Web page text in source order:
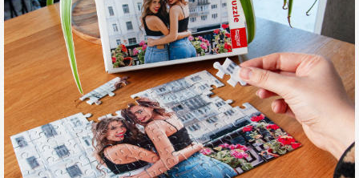
na walentynki
na mikołajki
na prezent
świąteczny
na Dzień Babci i